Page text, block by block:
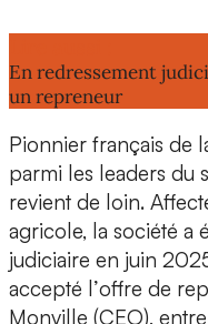
En redressement
un repreneur
Pionnier français de
parmi les leaders du
revient de loin.
agricole, la société a
judiciaire en juin
accepté l’offre de
Monville (CEO),